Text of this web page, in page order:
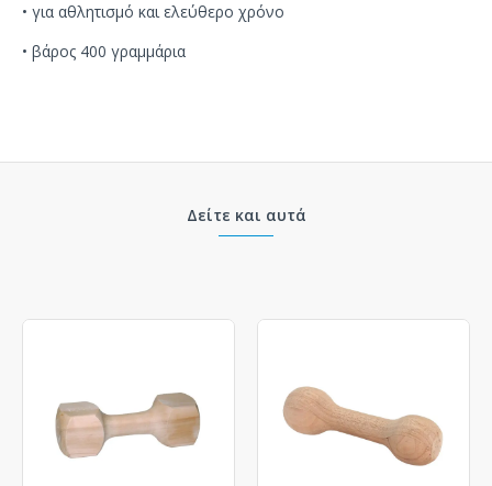
• για αθλητισμό και ελεύθερο χρόνο
• βάρος 400 γραμμάρια
Δείτε και αυτά